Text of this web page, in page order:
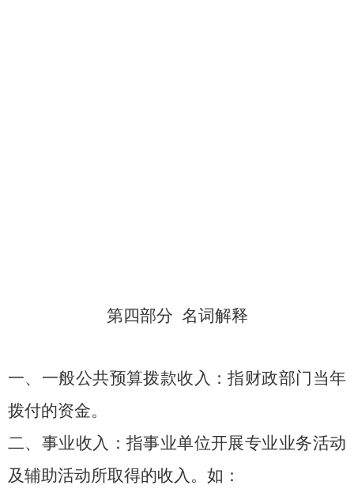
第四部分 名词解释
一、一般公共预算拨款收入：指财政部门当年
拨付的资金。
二、事业收入： 指事业单位开展专业业务活动
及辅助活动所取得的收入。如：